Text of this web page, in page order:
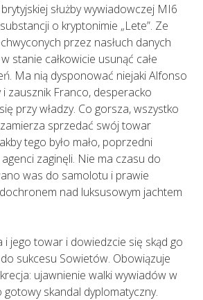
służby wywiadowczej MI6
o kryptonimie „Lete”. Ze
przez nasłuch danych
stanie całkowicie usunąć całe
Ma nią dysponować niejaki Alfonso
zausznik Franco, desperacko
przy władzy. Co gorsza, wszystko
sprzedać swój towar
tego było mało, poprzedni
zaginęli. Nie ma czasu do
was do samolotu i prawie
nad luksusowym jachtem
i jego towar i dowiedzcie się skąd go
sukcesu Sowietów. Obowiązuje
ujawnienie walki wywiadów w
skandal dyplomatyczny.